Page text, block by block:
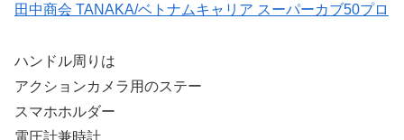
田中商会 TANAKA/ベトナムキャリア スーパーカブ50プロ
ハンドル周りは
アクションカメラ用のステー
スマホホルダー
電圧計兼時計